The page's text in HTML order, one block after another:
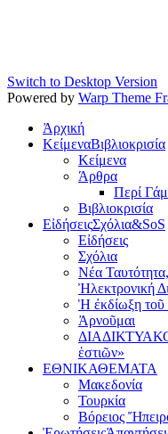
Switch to Desktop Version
Powered by Warp Theme
Ἀρχική
ΚείμεναΒιβλιοκρισία
Κείμενα
Άρθρα
Περί
Βιβλιοκρισία
ΕἰδήσειςΣχόλια&SoS
Εἰδήσεις
Σχόλια
Νέα
Ἠλεκτρονική
Ἡ ἐκδίωξη τοῦ
Ἀρνοῦμαι
ἑστιῶν»
ΕΘΝΙΚΑΘΕΜΑΤΑ
Μακεδονία
Τουρκία
Βόρειος